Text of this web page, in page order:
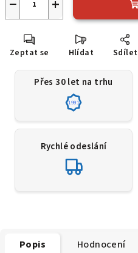
+
−
Zeptat se Hlídat Sdílet
Přes 30 let na trhu
1991
Rychlé odeslání
Popis Hodnocení